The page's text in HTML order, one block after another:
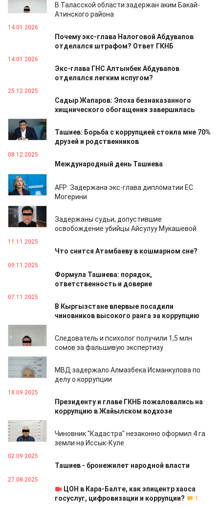
В Таласской области задержан аким Бакай-
Атинского района
14.01.2026
Почему экс-глава Налоговой Абдувапов
отделался штрафом? Ответ ГКНБ
14.01.2026
Экс-глава ГНС Алтынбек Абдувапов
отделался легким испугом?
25.12.2025
Садыр Жапаров: Эпоха безнаказанного
хищнического обогащения завершилась
09.12.2025
Ташиев: Борьба с коррупцией стоила мне 70%
друзей и родственников
08.12.2025
Международный день Ташиева
03.12.2025
AFP: Задержана экс-глава дипломатии ЕС
Могерини
26.11.2025
Задержаны судьи, допустившие
освобождение убийцы Айсулуу Мукашевой
11.11.2025
Что снится Атамбаеву в кошмарном сне?
09.11.2025
Формула Ташиева: порядок,
ответственность и доверие
07.11.2025
В Кыргызстане впервые посадили
чиновников высокого ранга за коррупцию
Следователь и психолог получили 1,5 млн
сомов за фальшивую экспертизу
04.11.2025
МВД задержало Алмазбека Исманкулова по
делу о коррупции
18.09.2025
Президенту и главе ГКНБ пожаловались на
коррупцию в Жайылском водхозе
04.09.2025
Чиновник "Кадастра" незаконно оформил 4 га
земли на Иссык-Куле
02.09.2025
Ташиев - бронежилет народной власти
27.08.2025
ЦОН в Кара-Балте, как эпицентр хаоса
госуслуг, цифровизации и коррупции?
1